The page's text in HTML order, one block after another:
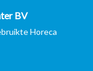
BV
Horeca